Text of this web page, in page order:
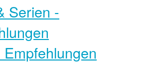
Serien -